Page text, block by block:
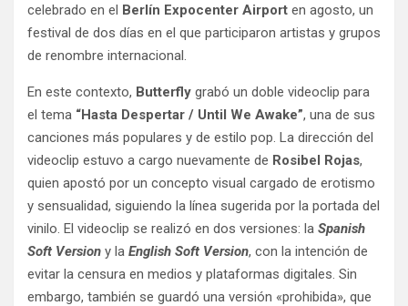
celebrado en el Berlín Expocenter Airport en agosto, un
festival de dos días en el que participaron artistas y grupos
de renombre internacional.
En este contexto, Butterfly grabó un doble videoclip para
el tema “Hasta Despertar / Until We Awake”, una de sus
canciones más populares y de estilo pop. La dirección del
videoclip estuvo a cargo nuevamente de Rosibel Rojas,
quien apostó por un concepto visual cargado de erotismo
y sensualidad, siguiendo la línea sugerida por la portada del
vinilo. El videoclip se realizó en dos versiones: la Spanish
Soft Version y la English Soft Version, con la intención de
evitar la censura en medios y plataformas digitales. Sin
embargo, también se guardó una versión «prohibida», que